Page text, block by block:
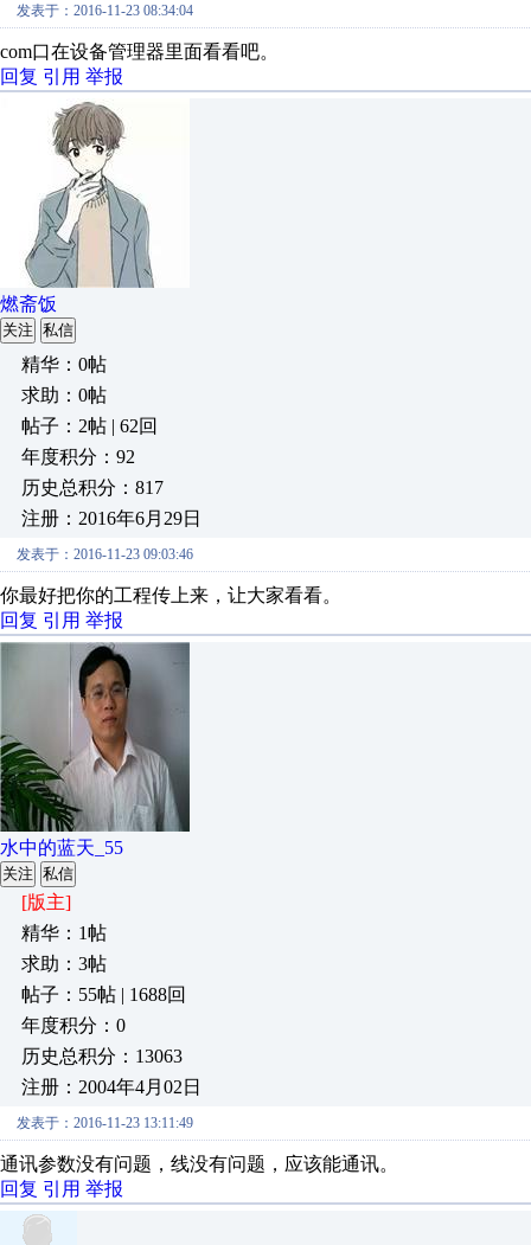
发表于：2016-11-23 08:34:04
com口在设备管理器里面看看吧。
回复 引用 举报
燃斋饭
关注 私信
精华：0帖
求助：0帖
帖子：2帖 | 62回
年度积分：92
历史总积分：817
注册：2016年6月29日
发表于：2016-11-23 09:03:46
你最好把你的工程传上来，让大家看看。
回复 引用 举报
水中的蓝天_55
关注 私信
[版主]
精华：1帖
求助：3帖
帖子：55帖 | 1688回
年度积分：0
历史总积分：13063
注册：2004年4月02日
发表于：2016-11-23 13:11:49
通讯参数没有问题，线没有问题，应该能通讯。
回复 引用 举报